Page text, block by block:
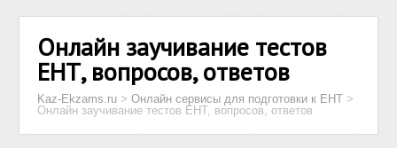
Онлайн заучивание тестов
ЕНТ, вопросов, ответов
Kaz-Ekzams.ru >Онлайн сервисы для подготовки к ЕНТ >
Онлайн заучивание тестов ЕНТ, вопросов, ответов